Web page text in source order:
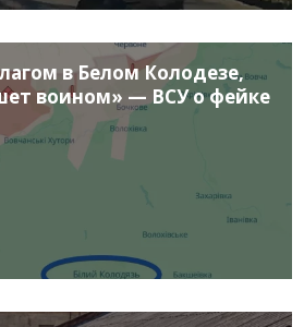
в Белом Колодезе,
воином» — ВСУ о фейке